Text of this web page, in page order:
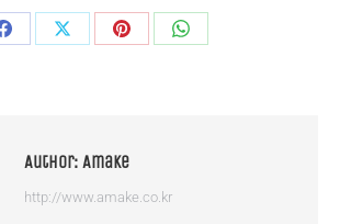
Share
Share
Share
Share
Author: Amake
http://www.amake.co.kr